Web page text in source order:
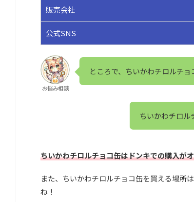
販売会社
公式SNS
お悩み相談
ところで、ちいかわチロルチ
ちいかわチロル
ちいかわチロルチョコ缶はドンキでの購入が
また、ちいかわチロルチョコ缶を買える場所
ね！